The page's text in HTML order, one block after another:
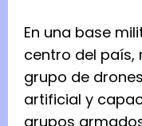
En una base
centro del país,
grupo de
artificial y
grupos